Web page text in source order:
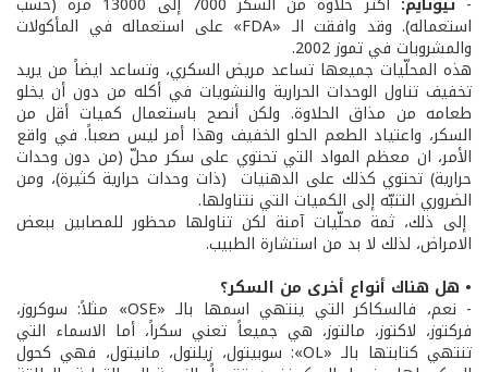
استعماله). وقد وافقت الـ «FDA» على استعماله في المأكولات
والمشروبات في تموز 2002.
هذه المحلّيات جميعها تساعد مريض السكري، وتساعد ايضاً من يريد
تخفيف تناول الوحدات الحرارية والنشويات في أكله من دون أن يخلو
طعامه من مذاق الحلاوة. ولكن أنصح باستعمال كميات أقل من
السكر، واعتياد الطعم الحلو الخفيف وهذا أمر ليس صعباً. في واقع
الأمر، ان معظم المواد التي تحتوي على سكر محلّ (من دون وحدات
حرارية) تحتوي كذلك على الدهنيات (ذات وحدات حرارية كثيرة)، ومن
الضروري التنبّه إلى الكميات التي نتناولها.
إلى ذلك، ثمة محلّيات آمنة لكن تناولها محظور للمصابين ببعض
الامراض، لذلك لا بد من استشارة الطبيب.
• هل هناك أنواع أخرى من السكر؟
- نعم، فالسكاكر التي ينتهي اسمها بالـ «OSE» مثلاً: سوكروز،
فركتوز، لاكتوز، مالتوز، هي جميعاً تعني سكراً، أما الاسماء التي
تنتهي كتابتها بالـ «OL»: سوبيتول، زيلتول، مانيتول، فهي كحول